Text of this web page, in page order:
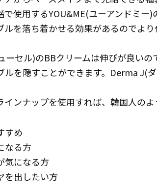
で使用するYOU&ME(ユーアンドミー
ルを落ち着かせる効果があるのでよ
ーセル)のBBクリームは伸びが良い
ルを隠すことができます。Derma J(
インナップを使用すれば、韓国人のよ
すめ
なる方
気になる方
を出したい方